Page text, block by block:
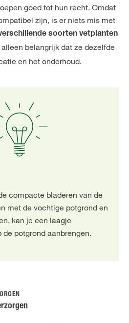
goed tot hun recht. Omdat
zijn, is er niets mis met
soorten vetplanten
alleen belangrijk dat ze dezelfde
en het onderhoud.
compacte bladeren van de
met de vochtige potgrond en
kan je een laagje
potgrond aanbrengen.